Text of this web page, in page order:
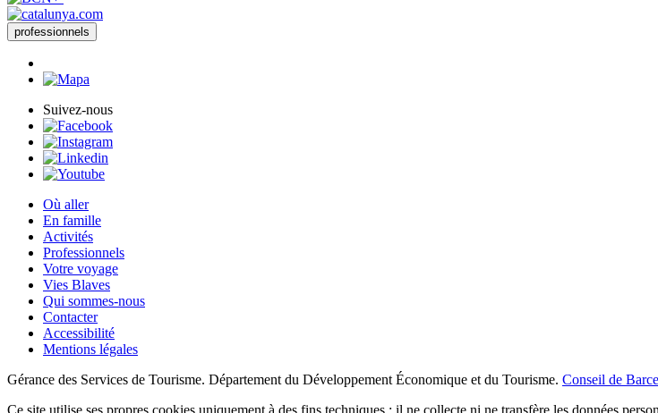
professionnels
Suivez-nous
Où aller
En famille
Activités
Professionnels
Votre voyage
Vies Blaves
Qui sommes-nous
Contacter
Accessibilité
Mentions légales
Gérance des Services de Tourisme. Département du Développement Économique et du Tourisme. Conseil de
Ce site utilise ses propres cookies uniquement à des fins techniques ; il ne collecte ni ne transfère les données